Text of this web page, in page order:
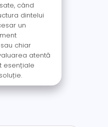
când
dintelui
un
chiar
atentă
esențiale